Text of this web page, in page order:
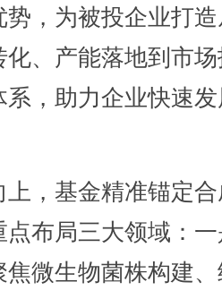
势，为被投企业打
、产能落地到市
系，助力企业快速
，基金精准锚定合
布局三大领域：
焦微生物菌株构建